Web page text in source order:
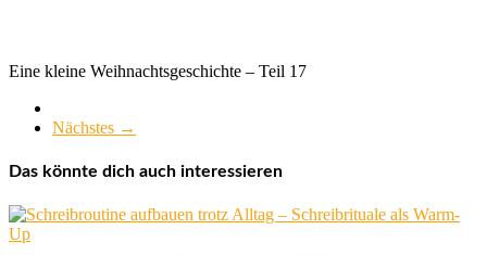
Eine kleine Weihnachtsgeschichte – Teil 17
Nächstes →
Das könnte dich auch interessieren